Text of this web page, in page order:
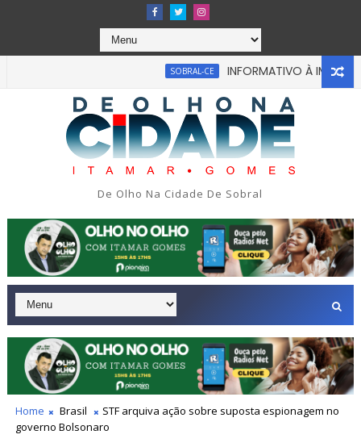
SOBRAL-CE
INFORMATIVO À IMPRENSA
em tragédia na tarde da última segunda-feira 13/07/
De Olho Na Cidade De Sobral
Home Brasil
STF arquiva ação sobre suposta espionagem no
governo Bolsonaro